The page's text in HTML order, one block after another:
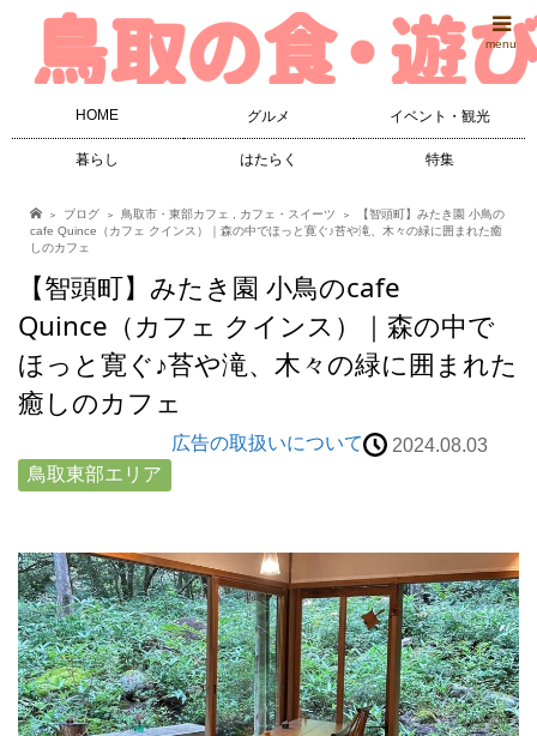
menu
HOME グルメ イベント・観光
暮らし はたらく 特集
ブログ 鳥取市・東部カフェ カフェ・スイーツ
【智頭町】みたき園 小鳥の
cafe Quince（カフェ クインス）｜森の中でほっと寛ぐ♪苔や滝、木々の緑に囲まれた癒
しのカフェ
【智頭町】みたき園 小鳥のcafe
Quince（カフェ クインス）｜森の中で
ほっと寛ぐ♪苔や滝、木々の緑に囲まれた
癒しのカフェ
鳥取東部エリア
広告の取扱いについて 2024.08.03